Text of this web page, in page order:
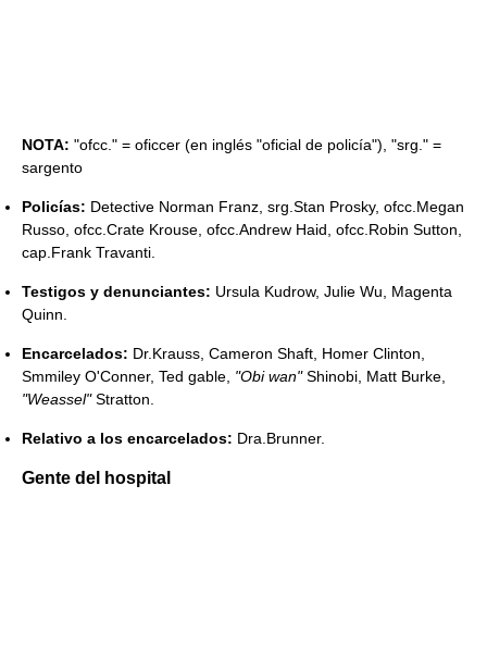
NOTA: "ofcc." = oficcer (en inglés "oficial de policía"), "srg." =
sargento
Policías: Detective Norman Franz, srg.Stan Prosky, ofcc.Megan
Russo, ofcc.Crate Krouse, ofcc.Andrew Haid, ofcc.Robin Sutton,
cap.Frank Travanti.
Testigos y denunciantes: Ursula Kudrow, Julie Wu, Magenta
Quinn.
Encarcelados: Dr.Krauss, Cameron Shaft, Homer Clinton,
Smmiley O'Conner, Ted gable, "Obi wan"Shinobi, Matt Burke,
"Weassel"Stratton.
Relativo a los encarcelados: Dra.Brunner.
Gente del hospital